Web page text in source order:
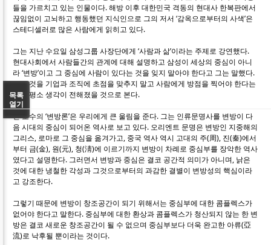
들을 가르치고 있는 인물이다. 해방 이후 대한민국 격동의 현대사 한복판에서
끊임없이 고뇌하고 행동했던 지식인으로 그의 저서 ‘감옥으로부터의 사색’은
스테디셀러로 많은 사람에게 읽히고 있다.
그는 지난 수요일 삼성그룹 사장단에게 ‘사람과 삶’이라는 주제로 강연했다.
현대사회에서 사람들간의 관계에 대해 설명하고 삼성이 세상의 중심이 아니
라 ‘변방’이고 그 중심에 사람이 있다는 것을 잊지 말아야 한다고 그는 말했다.
모든 것을 기업과 조직에 초점을 맞추지 말고 사람에게 방점을 찍어야 한다는
그의 평소 생각이 전해졌을 것으로 본다.
신 교수의 ‘변방론’은 우리에게 큰 울림을 준다. 그는 인류문명사를 변방이 다
음 시대의 중심이 되어온 역사로 보고 있다. 오리엔트 문명은 변방인 지중해의
그리스, 로마로 그 중심을 옮겨가고, 중국 역사 역시 고대의 주(周), 진(秦)에서
부터 금(金), 원(元), 청(淸)에 이르기까지 변방이 차례로 중심부를 장악한 역사
였다고 설명한다. 그러면서 변방과 중심은 결코 공간적 의미가 아니며, 낡은
것에 대한 냉철한 각성과 그것으로부터의 과감한 결별이 변방성의 핵심이라
고 강조한다.
그렇기 때문에 변방이 창조공간이 되기 위해서는 중심부에 대한 콤플렉스가
없어야 한다고 말한다. 중심부에 대한 환상과 콤플렉스가 청산되지 않는 한 변
방은 결코 새로운 창조공간이 될 수 없으며 중심부보다 더욱 완고한 아류(亞
流)로 낙후될 뿐이라는 것이다.
목록
열기